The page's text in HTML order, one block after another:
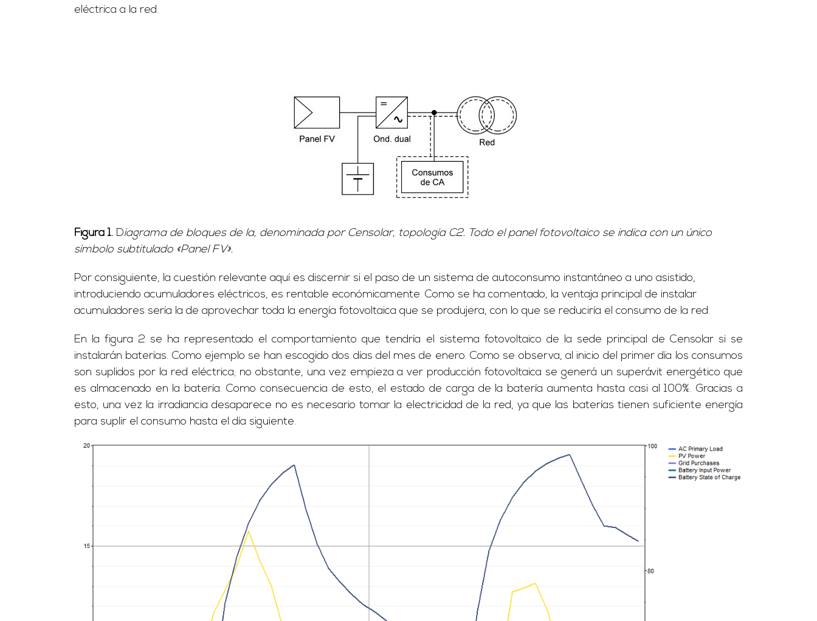
eléctrica a la red.
Figura 1. Diagrama de bloques de la, denominada por Censolar, topología C2. Todo el panel fotovoltaico se indica con un único
símbolo subtitulado «Panel FV».
Por consiguiente, la cuestión relevante aquí es discernir si el paso de un sistema de autoconsumo instantáneo a uno asistido,
introduciendo acumuladores eléctricos, es rentable económicamente. Como se ha comentado, la ventaja principal de instalar
acumuladores sería la de aprovechar toda la energía fotovoltaica que se produjera, con lo que se reduciría el consumo de la red.
En la figura 2 se ha representado el comportamiento que tendría el sistema fotovoltaico de la sede principal de Censolar si se
instalarán baterías. Como ejemplo se han escogido dos días del mes de enero. Como se observa, al inicio del primer día los consumos
son suplidos por la red eléctrica; no obstante, una vez empieza a ver producción fotovoltaica se generá un superávit energético que
es almacenado en la batería. Como consecuencia de esto, el estado de carga de la batería aumenta hasta casi al 100%. Gracias a
esto, una vez la irradiancia desaparece no es necesario tomar la electricidad de la red, ya que las baterías tienen suficiente energía
para suplir el consumo hasta el día siguiente.